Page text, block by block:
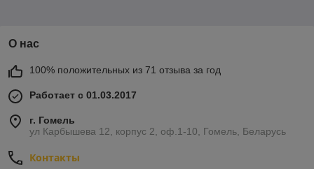
О нас
100% положительных из 71 отзыва за год
Работает с 01.03.2017
г. Гомель
ул Карбышева 12, корпус 2, оф.1-10, Гомель, Беларусь
Контакты